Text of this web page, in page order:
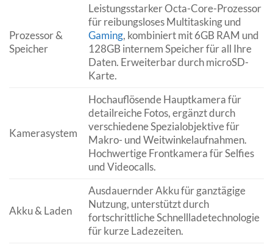
Prozessor &
Speicher
Leistungsstarker Octa-Core-Prozessor
für reibungsloses Multitasking und
Gaming, kombiniert mit 6GB RAM und
128GB internem Speicher für all Ihre
Daten. Erweiterbar durch microSD-
Karte.
Kamerasystem
Hochauflösende Hauptkamera für
detailreiche Fotos, ergänzt durch
verschiedene Spezialobjektive für
Makro- und Weitwinkelaufnahmen.
Hochwertige Frontkamera für Selfies
und Videocalls.
Akku & Laden
Ausdauernder Akku für ganztägige
Nutzung, unterstützt durch
fortschrittliche Schnellladetechnologie
für kurze Ladezeiten.